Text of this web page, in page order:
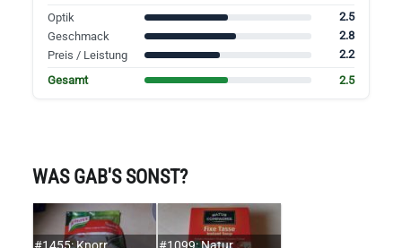
Optik
2.5
Geschmack
2.8
Preis / Leistung
2.2
Gesamt
2.5
WAS GAB'S SONST?